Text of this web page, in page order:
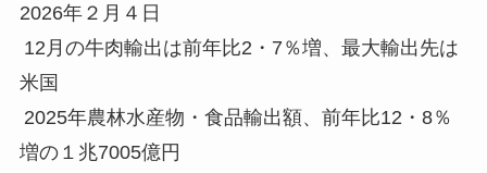
2026年２月４日
12月の牛肉輸出は前年比2・7％増、最大輸出先は
米国
2025年農林水産物・食品輸出額、前年比12・8％
増の１兆7005億円